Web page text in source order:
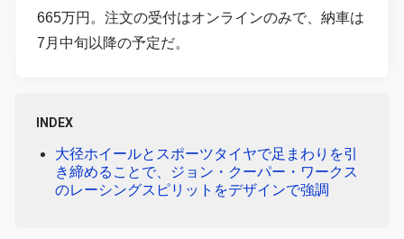
665万円。注文の受付はオンラインのみで、納車は
7月中旬以降の予定だ。
INDEX
大径ホイールとスポーツタイヤで足まわりを引
き締めることで、ジョン・クーパー・ワークス
のレーシングスピリットをデザインで強調